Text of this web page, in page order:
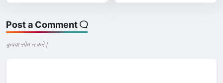
Post a Comment
कृपया स्पेम न करे |